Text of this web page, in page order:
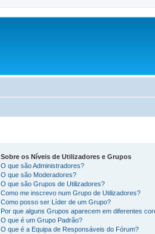
Sobre os Níveis de Utilizadores e Grupos
O que são Administradores?
O que são Moderadores?
O que são Grupos de Utilizadores?
Como me inscrevo num Grupo de Utilizadores?
Como posso ser Líder de um Grupo?
Por que alguns Grupos aparecem em diferentes
O que é um Grupo Padrão?
O que é a Equipa de Responsáveis do Fórum?